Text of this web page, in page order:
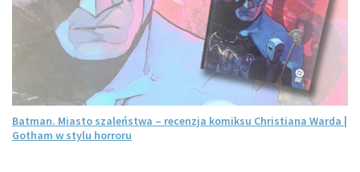
Batman. Miasto szaleństwa – recenzja komiksu Christiana Warda |
Gotham w stylu horroru